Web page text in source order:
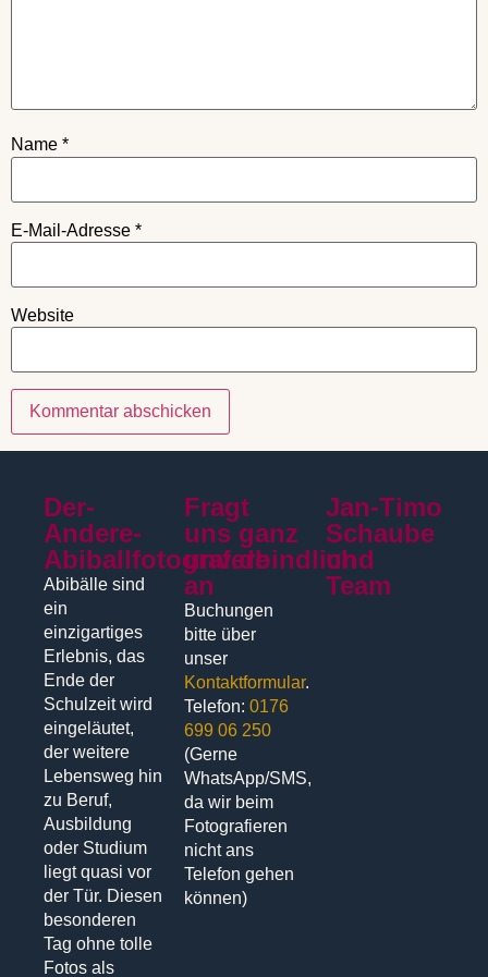
Name *
E-Mail-Adresse *
Website
Der-
Andere-
Abiballfotograf.de
Abibälle sind
ein
einzigartiges
Erlebnis, das
Ende der
Schulzeit wird
eingeläutet,
der weitere
Lebensweg hin
zu Beruf,
Ausbildung
oder Studium
liegt quasi vor
der Tür. Diesen
besonderen
Tag ohne tolle
Fotos als
Fragt
uns ganz
unverbindlich
an
Buchungen
bitte über
unser
Kontaktformular.
Telefon:0176
699 06 250
(Gerne
WhatsApp/SMS,
da wir beim
Fotografieren
nicht ans
Telefon gehen
können)
Jan-Timo
Schaube
und
Team